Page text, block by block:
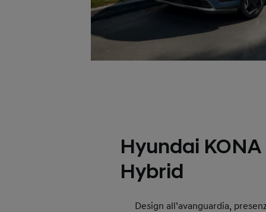
Hyundai KONA
Hybrid
Design all’avanguardia,